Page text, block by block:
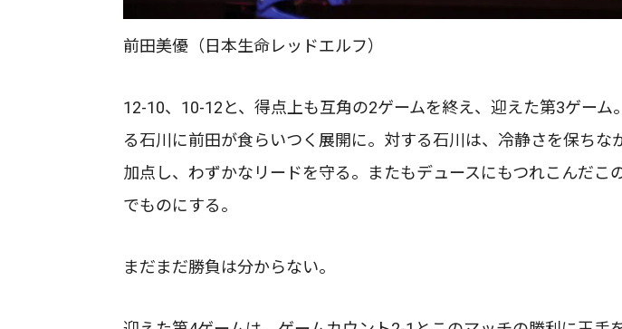
前田美優（日本生命レッドエルフ）
12-10、10-12と、得点上も互角の2ゲームを終え、迎えた第3ゲーム
る石川に前田が食らいつく展開に。対する石川は、冷静さを保ちな
加点し、わずかなリードを守る。またもデュースにもつれこんだこ
でものにする。
まだまだ勝負は分からない。